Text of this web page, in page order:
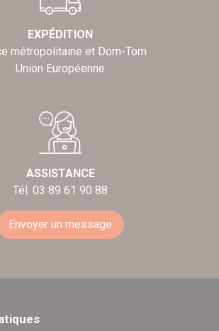
EXPÉDITION
métropolitaine et Dom-Tom
Union Européenne
ASSISTANCE
Tél. 03 89 61 90 88
Envoyer un message